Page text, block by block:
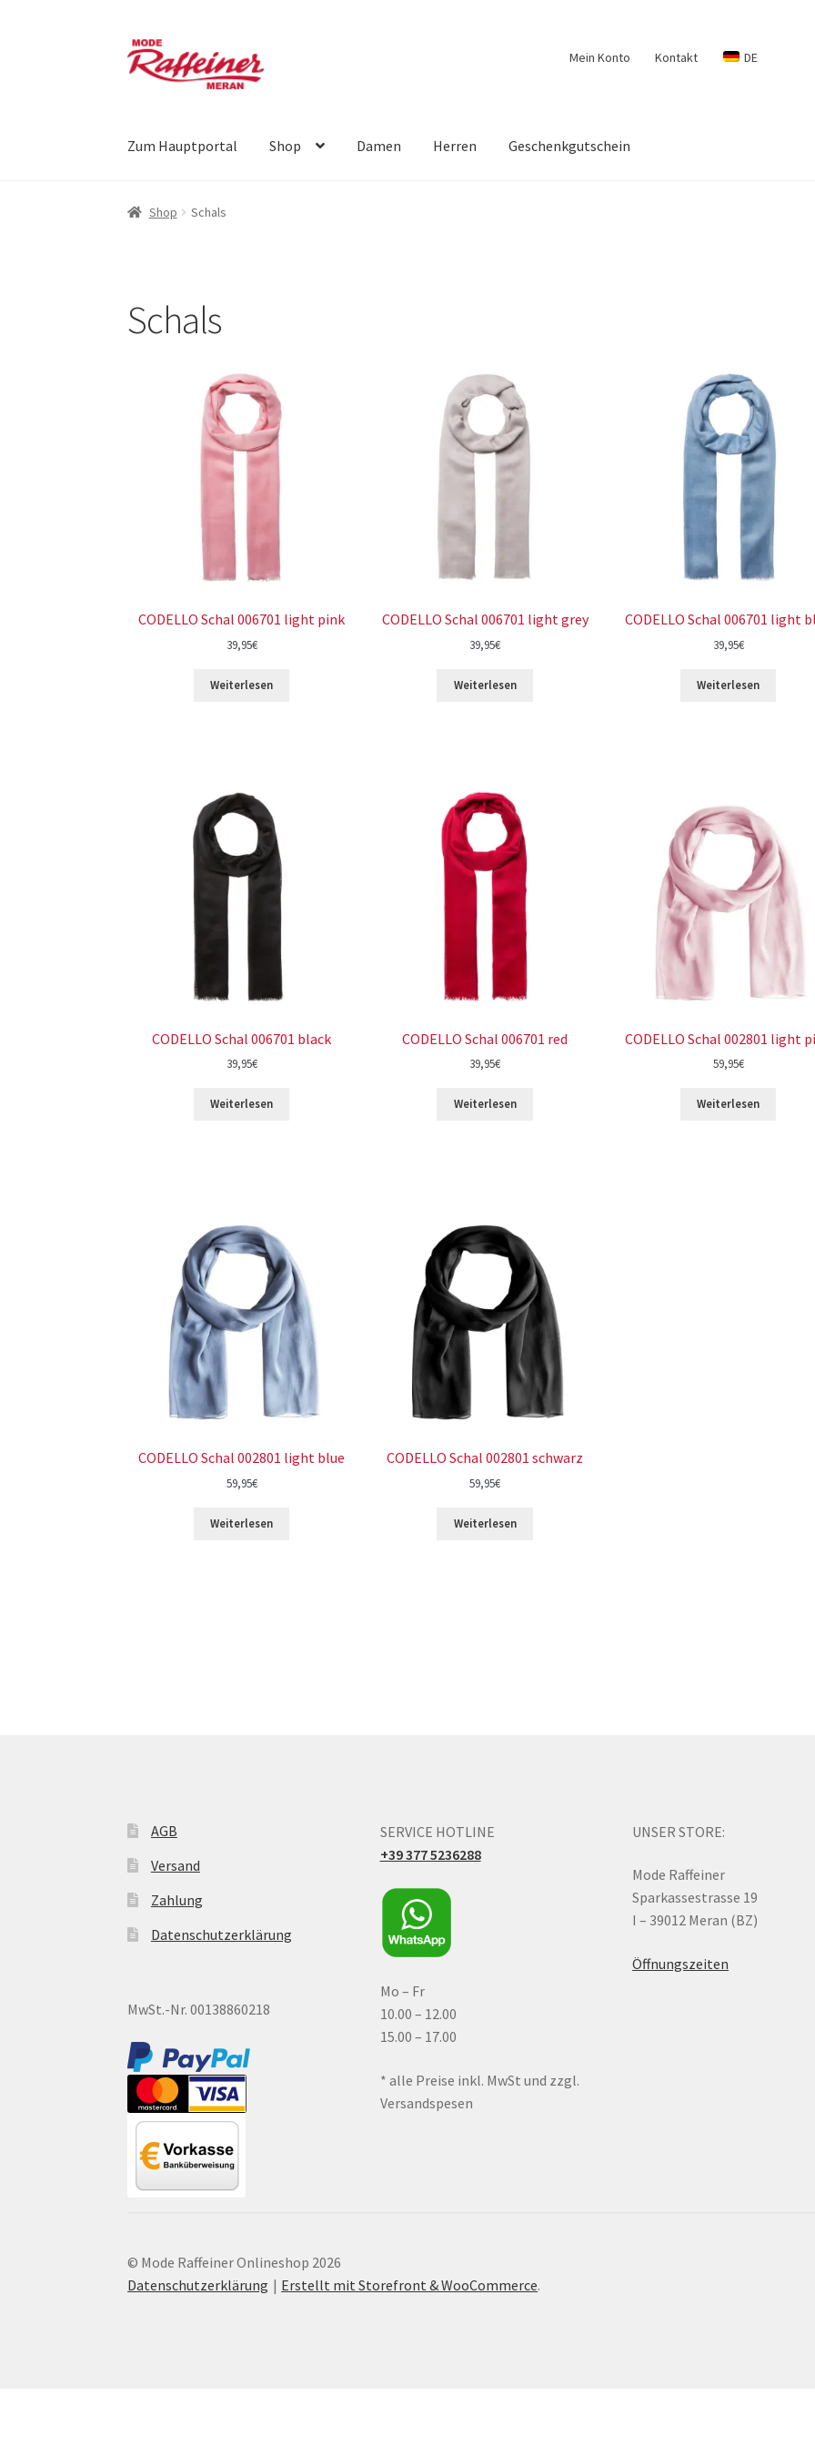
Zur
Navigation
Zum
Inhalt
Mein Konto Kontakt DE
Zum Hauptportal Shop Damen Herren Geschenkgutschein
Shop Schals
Schals
CODELLO Schal 006701 light pink
39,95€
Weiterlesen
CODELLO Schal 006701 light grey
39,95€
Weiterlesen
CODELLO Schal 006701 light
39,95€
Weiterlesen
CODELLO Schal 006701 black
39,95€
Weiterlesen
CODELLO Schal 006701 red
39,95€
Weiterlesen
CODELLO Schal 002801 light
59,95€
Weiterlesen
CODELLO Schal 002801 light blue
59,95€
Weiterlesen
CODELLO Schal 002801 schwarz
59,95€
Weiterlesen
AGB
Versand
Zahlung
Datenschutzerklärung
MwSt.-Nr. 00138860218
SERVICE HOTLINE
+39 377 5236288
Mo – Fr
10.00 – 12.00
15.00 – 17.00
* alle Preise inkl. MwSt und zzgl.
Versandspesen
UNSER STORE:
Mode Raffeiner
Sparkassestrasse 19
I – 39012 Meran (BZ)
Öffnungszeiten
© Mode Raffeiner Onlineshop 2026
Datenschutzerklärung
Erstellt mit Storefront & WooCommerce.